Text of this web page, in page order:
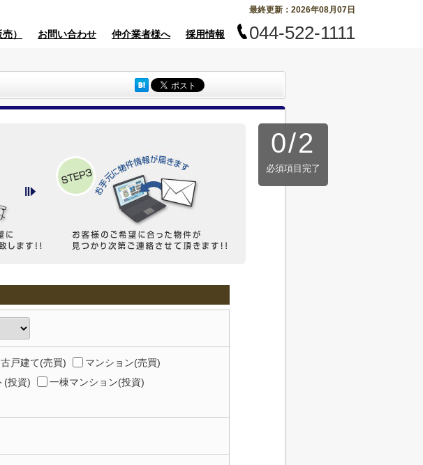
最終更新：2026年08月07日
） お問い合わせ 仲介業者様へ 採用情報 044-522-1111
0/2
必須項目完了
戸建て(売買)
マンション(売買)
(投資)
一棟マンション(投資)